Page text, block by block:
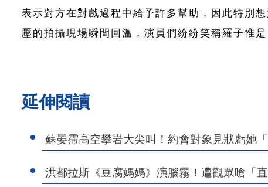
表示對方在對戲過程中給予許多幫助，因此特別
壓的拍攝現場瞬間回溫，演員們紛紛笑稱羅子惟是
延伸閱讀
蘇晏霈高空攀岩大尖叫！約會對象見狀虧她
洪都拉斯《豆腐媽媽》演腦霧！遭觀眾嗆「